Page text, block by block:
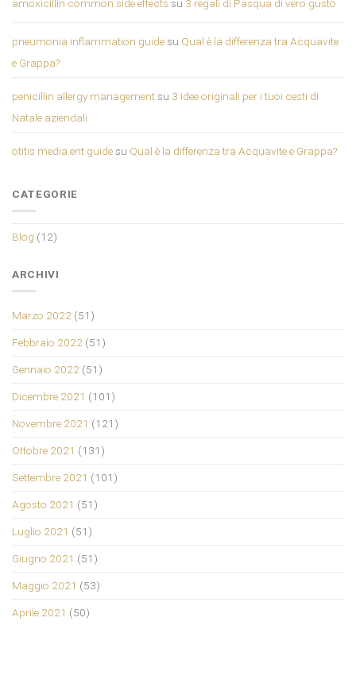
amoxicillin common side effects su 3 regali di Pasqua di vero gusto
pneumonia inflammation guidesu Qual è la differenza tra Acquavite
e Grappa?
penicillin allergy managementsu 3 idee originali per i tuoi cesti di
Natale aziendali
otitis media ent guidesu Qual è la differenza tra Acquavite e Grappa?
CATEGORIE
Blog (12)
ARCHIVI
Marzo 2022 (51)
Febbraio 2022 (51)
Gennaio 2022 (51)
Dicembre 2021 (101)
Novembre 2021 (121)
Ottobre 2021 (131)
Settembre 2021 (101)
Agosto 2021 (51)
Luglio 2021 (51)
Giugno 2021 (51)
Maggio 2021 (53)
Aprile 2021 (50)